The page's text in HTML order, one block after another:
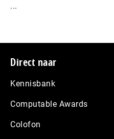
...
Footer
Direct naar
Kennisbank
Computable Awards
Colofon